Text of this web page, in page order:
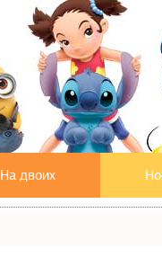
На двоих